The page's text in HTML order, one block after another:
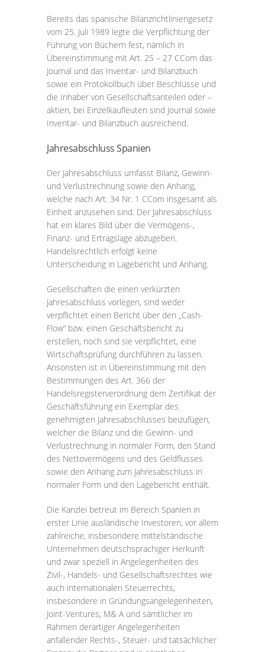
Bereits das spanische Bilanzrichtliniengesetz
vom 25. Juli 1989 legte die Verpflichtung der
Führung von Büchern fest, nämlich in
Übereinstimmung mit Art. 25 – 27 CCom das
Journal und das Inventar- und Bilanzbuch
sowie ein Protokollbuch über Beschlüsse und
die Inhaber von Gesellschaftsanteilen oder –
aktien, bei Einzelkaufleuten sind Journal sowie
Inventar- und Bilanzbuch ausreichend.
Jahresabschluss Spanien
Der Jahresabschluss umfasst Bilanz, Gewinn-
und Verlustrechnung sowie den Anhang,
welche nach Art. 34 Nr. 1 CCom insgesamt als
Einheit anzusehen sind. Der Jahresabschluss
hat ein klares Bild über die Vermögens-,
Finanz- und Ertragslage abzugeben.
Handelsrechtlich erfolgt keine
Unterscheidung in Lagebericht und Anhang.
Gesellschaften die einen verkürzten
Jahresabschluss vorlegen, sind weder
verpflichtet einen Bericht über den „Cash-
Flow“ bzw. einen Geschäftsbericht zu
erstellen, noch sind sie verpflichtet, eine
Wirtschaftsprüfung durchführen zu lassen.
Ansonsten ist in Übereinstimmung mit den
Bestimmungen des Art. 366 der
Handelsregisterverordnung dem Zertifikat der
Geschäftsführung ein Exemplar des
genehmigten Jahresabschlusses beizufügen,
welcher die Bilanz und die Gewinn- und
Verlustrechnung in normaler Form, den Stand
des Nettovermögens und des Geldflusses
sowie den Anhang zum Jahresabschluss in
normaler Form und den Lagebericht enthält.
Die Kanzlei betreut im Bereich Spanien in
erster Linie ausländische Investoren, vor allem
zahlreiche, insbesondere mittelständische
Unternehmen deutschsprachiger Herkunft
und zwar speziell in Angelegenheiten des
Zivil-, Handels- und Gesellschaftsrechtes wie
auch internationalen Steuerrechts,
insbesondere in Gründungsangelegenheiten,
Joint-Ventures, M& A und sämtlicher im
Rahmen derartiger Angelegenheiten
anfallender Rechts-, Steuer- und tatsächlicher